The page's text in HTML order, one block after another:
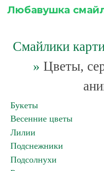
Любавушка
Смайлики
» Цветы,
Букеты
Весенние цветы
Лилии
Подснежники
Подсолнухи